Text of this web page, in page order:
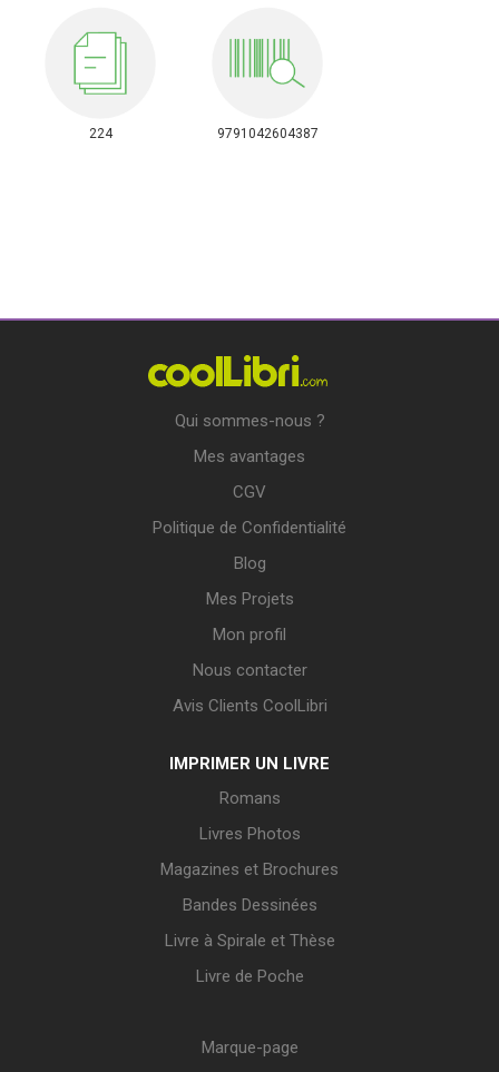
224 9791042604387
Qui sommes-nous ?
Mes avantages
CGV
Politique de Confidentialité
Blog
Mes Projets
Mon profil
Nous contacter
Avis Clients CoolLibri
IMPRIMER UN LIVRE
Romans
Livres Photos
Magazines et Brochures
Bandes Dessinées
Livre à Spirale et Thèse
Livre de Poche
Marque-page